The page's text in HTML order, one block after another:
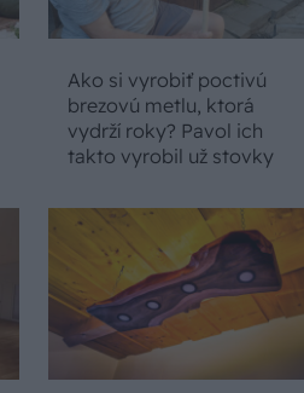
Ako si vyrobiť poctivú
brezovú metlu, ktorá
vydrží roky? Pavol ich
takto vyrobil už stovky